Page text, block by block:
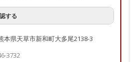
する
本県天草市新和町大多尾2138-3
3732